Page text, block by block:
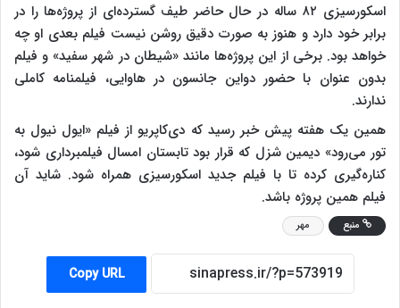
اسکورسیزی ۸۲ ساله در حال حاضر طیف گسترده‌ای از پروژه‌ها را در
برابر خود دارد و هنوز به صورت دقیق روشن نیست فیلم بعدی او چه
خواهد بود. برخی از این پروژه‌ها مانند «شیطان در شهر سفید» و فیلم
بدون عنوان با حضور دواین جانسون در هاوایی، فیلمنامه کاملی
ندارند.
همین یک هفته پیش خبر رسید که دی‌کاپریو از فیلم «ایول نیول به
تور می‌رود» دیمین شزل که قرار بود تابستان امسال فیلمبرداری شود،
کناره‌گیری کرده تا با فیلم جدید اسکورسیزی همراه شود. شاید آن
فیلم همین پروژه باشد.
منبع مهر
Copy URL